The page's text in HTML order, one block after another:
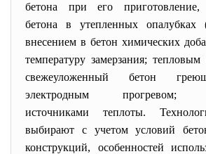
бетона при его приготовление,
бетона в утепленных опалубках
внесением в бетон химических
температуру замерзания; тепловым
свежеуложенный бетон
электродным прогревом;
источниками теплоты.
выбирают с учетом условий
конструкций, особенностей